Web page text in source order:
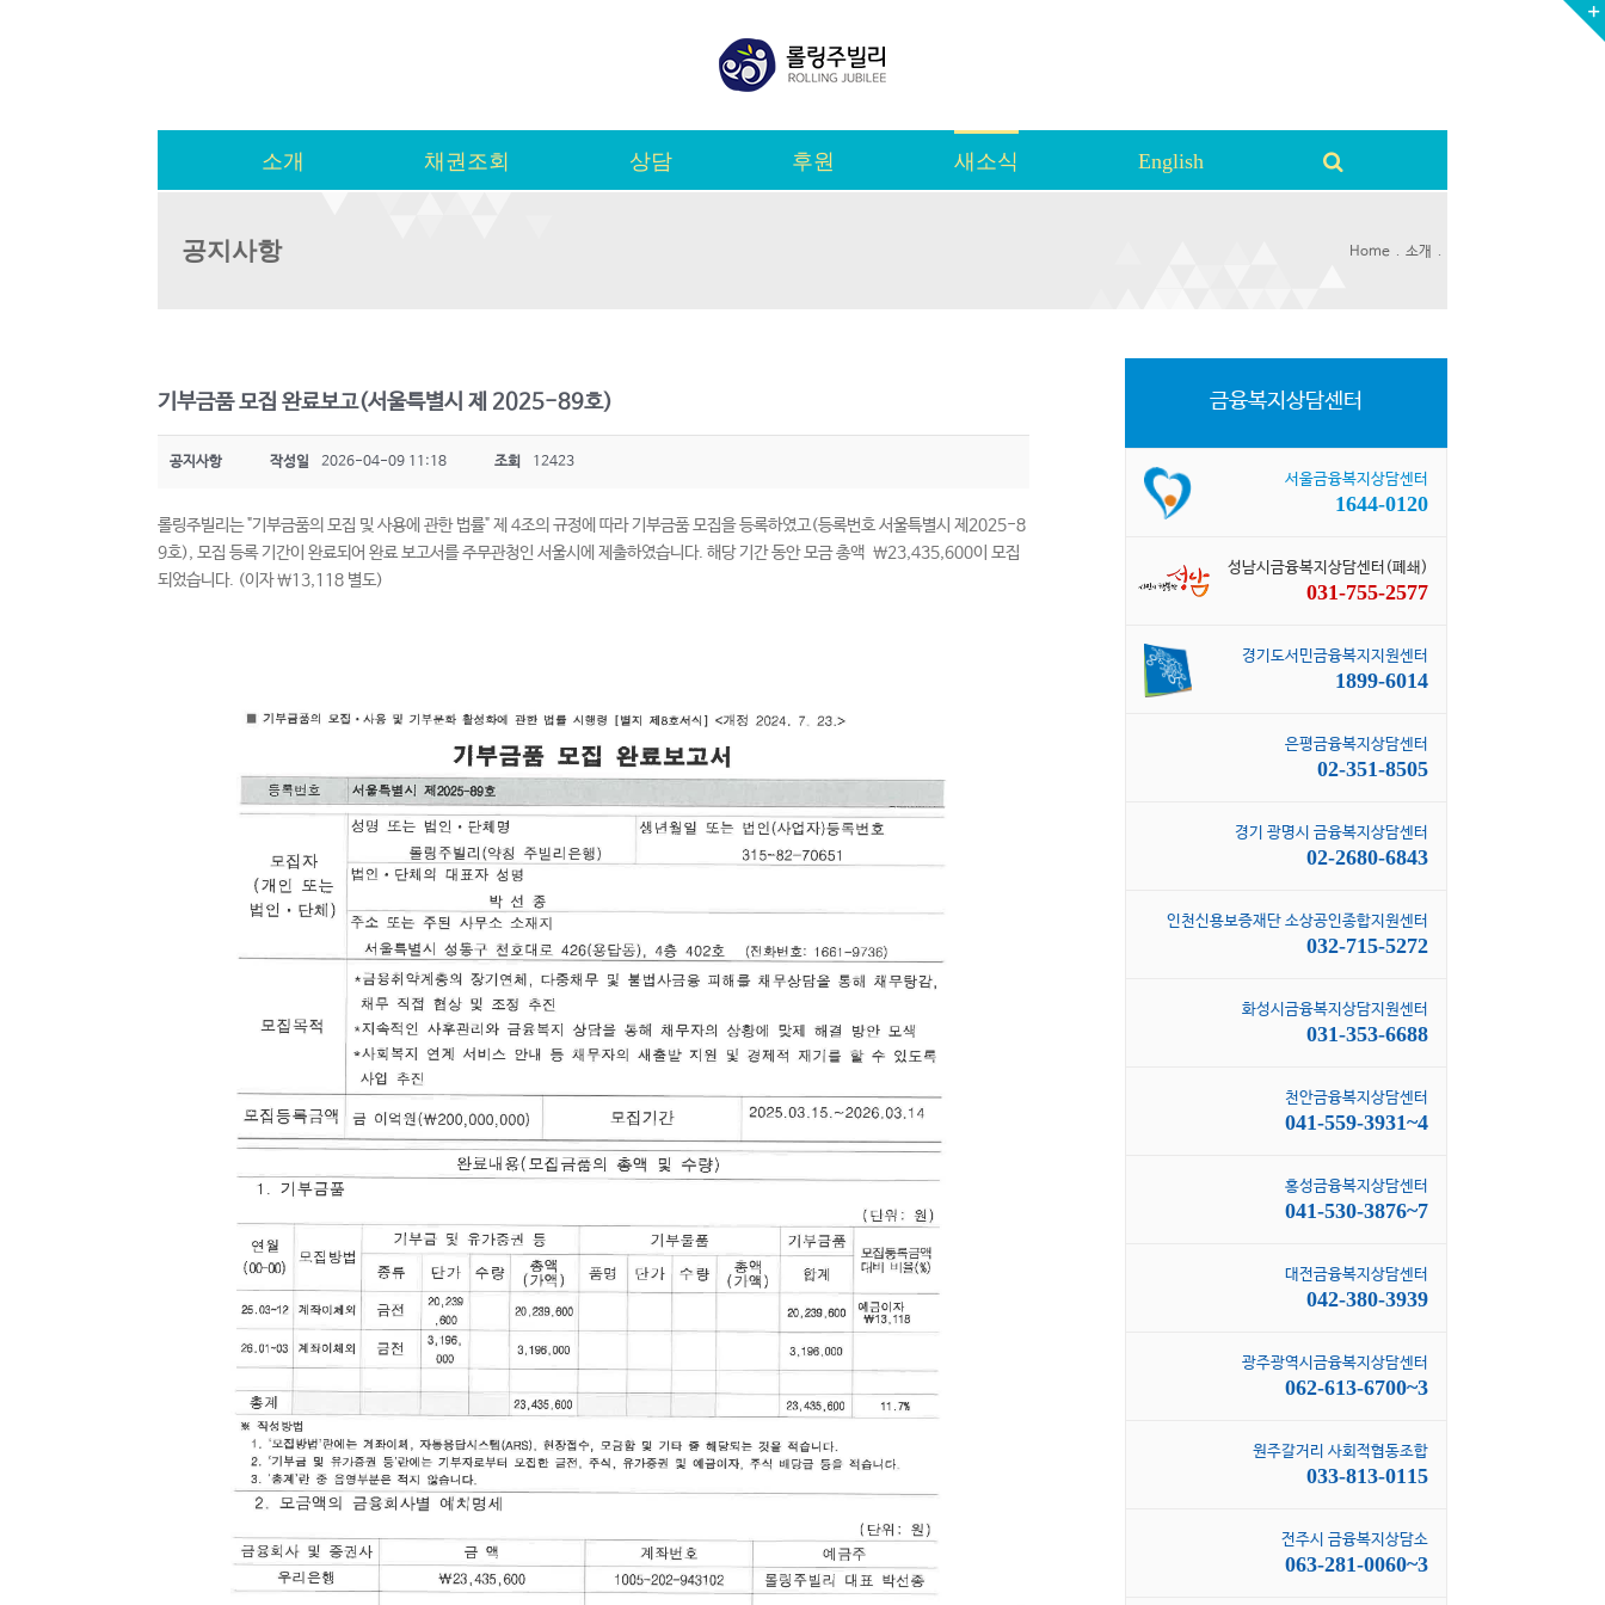
소개 채권조회 상담 후원 새소식 English
공지사항 Home 소개
기부금품 모집 완료보고(서울특별시 제 2025-89호)
공지사항 작성일 2026-04-09 11:18 조회 12423
롤링주빌리는 "기부금품의 모집 및 사용에 관한 법률" 제 4조의 규정에 따라 기부금품 모집을 등록하였고(등록번호 서울특별시 제2025-8
9호), 모집 등록 기간이 완료되어 완료 보고서를 주무관청인 서울시에 제출하였습니다. 해당 기간 동안 모금 총액 ￦23,435,600이 모집
되었습니다. (이자 ￦13,118 별도)
금융복지상담센터
서울금융복지상담센터
1644-0120
성남시금융복지상담센터(폐쇄)
031-755-2577
경기도서민금융복지지원센터
1899-6014
은평금융복지상담센터
02-351-8505
경기 광명시 금융복지상담센터
02-2680-6843
인천신용보증재단 소상공인종합지원센터
032-715-5272
화성시금융복지상담지원센터
031-353-6688
천안금융복지상담센터
041-559-3931~4
홍성금융복지상담센터
041-530-3876~7
대전금융복지상담센터
042-380-3939
광주광역시금융복지상담센터
062-613-6700~3
원주갈거리 사회적협동조합
033-813-0115
전주시 금융복지상담소
063-281-0060~3